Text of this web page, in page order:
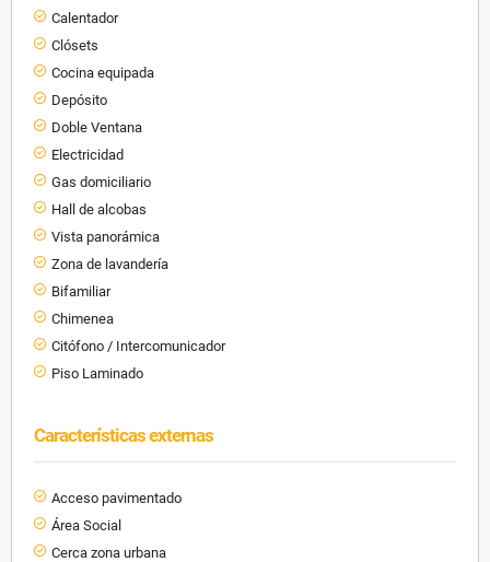
Calentador
Clósets
Cocina equipada
Depósito
Doble Ventana
Electricidad
Gas domiciliario
Hall de alcobas
Vista panorámica
Zona de lavandería
Bifamiliar
Chimenea
Citófono / Intercomunicador
Piso Laminado
Características externas
Acceso pavimentado
Área Social
Cerca zona urbana